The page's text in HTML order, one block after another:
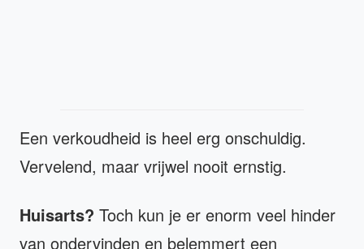
Een verkoudheid is heel erg onschuldig.
Vervelend, maar vrijwel nooit ernstig.
Huisarts? Toch kun je er enorm veel hinder
van ondervinden en belemmert een